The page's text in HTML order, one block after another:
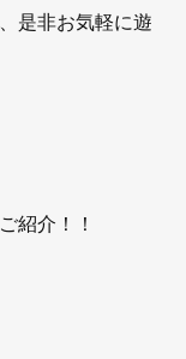
是非お気軽に遊
紹介！！